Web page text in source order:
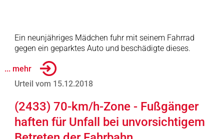
Ein neunjähriges Mädchen fuhr mit seinem Fahrrad
gegen ein geparktes Auto und beschädigte dieses.
... mehr
Urteil vom 15.12.2018
(2433) 70-km/h-Zone - Fußgänger
haften für Unfall bei unvorsichtigem